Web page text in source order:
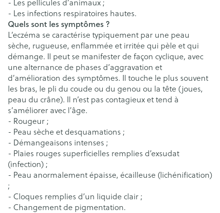
- Les infections respiratoires hautes.
Quels sont les symptômes ?
L’eczéma se caractérise typiquement par une peau
sèche, rugueuse, enflammée et irritée qui pèle et qui
démange. Il peut se manifester de façon cyclique, avec
une alternance de phases d’aggravation et
d’amélioration des symptômes. Il touche le plus souvent
les bras, le pli du coude ou du genou ou la tête (joues,
peau du crâne). Il n’est pas contagieux et tend à
s’améliorer avec l’âge.
- Rougeur ;
- Peau sèche et desquamations ;
- Démangeaisons intenses ;
- Plaies rouges superficielles remplies d’exsudat
(infection) ;
- Peau anormalement épaisse, écailleuse (lichénification)
;
- Cloques remplies d’un liquide clair ;
- Changement de pigmentation.